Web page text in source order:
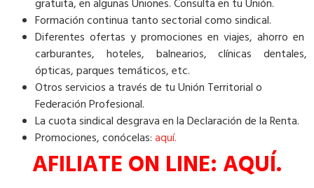
gratuita, en algunas Uniones. Consulta en tu Unión.
Formación continua tanto sectorial como sindical.
Diferentes ofertas y promociones en viajes, ahorro en
carburantes, hoteles, balnearios, clínicas dentales,
ópticas, parques temáticos, etc.
Otros servicios a través de tu Unión Territorial o
Federación Profesional.
La cuota sindical desgrava en la Declaración de la Renta.
Promociones, conócelas:aquí.
AFILIATE ON LINE:AQUÍ.